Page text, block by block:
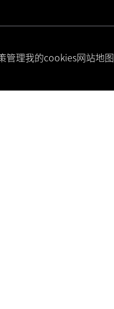
管理我的cookies网站地图